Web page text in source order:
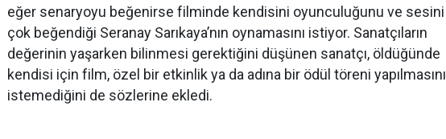
eğer senaryoyu beğenirse filminde kendisini oyunculuğunu ve sesini
çok beğendiği Seranay Sarıkaya’nın oynamasını istiyor. Sanatçıların
değerinin yaşarken bilinmesi gerektiğini düşünen sanatçı, öldüğünde
kendisi için film, özel bir etkinlik ya da adına bir ödül töreni yapılmasını
istemediğini de sözlerine ekledi.